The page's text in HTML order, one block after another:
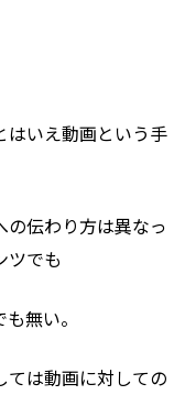
はいえ動画という手
伝わり方は異なっ
ツでも
無い。
ては動画に対しての